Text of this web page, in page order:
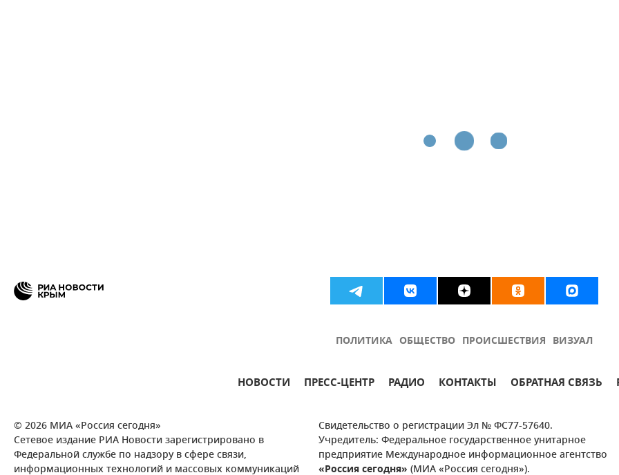
ПОЛИТИКА ОБЩЕСТВО ПРОИСШЕСТВИЯ ВИЗУАЛ
НОВОСТИ ПРЕСС-ЦЕНТР РАДИО КОНТАКТЫ ОБРАТНАЯ СВЯЗЬ
© 2026 МИА «Россия сегодня»
Сетевое издание РИА Новости зарегистрировано в
Федеральной службе по надзору в сфере связи,
информационных технологий и массовых коммуникаций
Свидетельство о регистрации Эл № ФС77-57640.
Учредитель: Федеральное государственное унитарное
предприятие Международное информационное агентство
«Россия сегодня» (МИА «Россия сегодня»).